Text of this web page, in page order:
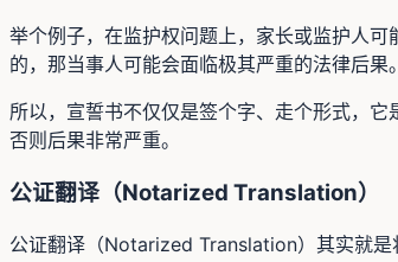
举个例子，在监护权问题上，家长或监护人
的，那当事人可能会面临极其严重的法律后果。
所以，宣誓书不仅仅是签个字、走个形式，
否则后果非常严重。
公证翻译（Notarized Translation）
公证翻译（Notarized Translation）其实就是